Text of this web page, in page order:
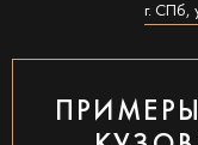
г. СПб,